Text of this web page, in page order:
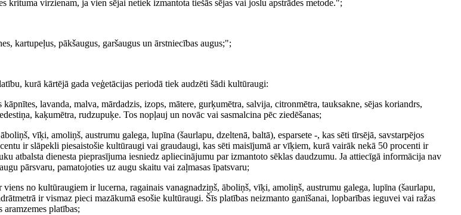
virzienam, ja vien sējai netiek izmantota tiešās sējas vai joslu apstrādes metode.";
kartupeļus, pākšaugus, garšaugus un ārstniecības augus;";
kurā kārtējā gada veģetācijas periodā tiek audzēti šādi kultūraugi:
lavanda, malva, mārdadzis, izops, mātere, gurķumētra, salvija, citronmētra, tauksakne, sējas koriandrs,
kaķumētra, rudzupuķe. Tos nopļauj un novāc vai sasmalcina pēc ziedēšanas;
vīķi, amoliņš, austrumu galega, lupīna (šaurlapu, dzeltenā, baltā), esparsete -, kas sēti tīrsējā, savstarpējos
ir slāpekli piesaistošie kultūraugi vai graudaugi, kas sēti maisījumā ar vīķiem, kurā vairāk nekā 50 procenti ir
atbalsta dienesta pieprasījuma iesniedz apliecinājumu par izmantoto sēklas daudzumu. Ja attiecīgā informācija nav
pārsvaru, pamatojoties uz augu skaitu vai zaļmasas īpatsvaru;
no kultūraugiem ir lucerna, ragainais vanagnadziņš, āboliņš, vīķi, amoliņš, austrumu galega, lupīna (šaurlapu,
ir vismaz pieci mazākumā esošie kultūraugi. Šīs platības neizmanto ganīšanai, lopbarības ieguvei vai ražas
platības;